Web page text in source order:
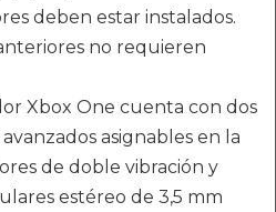
deben estar instalados.
no requieren
Xbox One cuenta con dos
asignables en la
de doble vibración y
estéreo de 3,5 mm